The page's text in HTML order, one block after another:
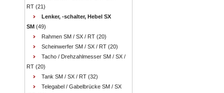
RT (21)
Lenker, -schalter, Hebel SX
SM (49)
Rahmen SM / SX / RT (20)
Scheinwerfer SM / SX / RT (20)
Tacho / Drehzahlmesser SM / SX /
RT (20)
Tank SM / SX / RT (32)
Telegabel / Gabelbrücke SM / SX